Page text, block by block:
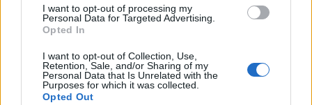
I want to opt-out of processing my
Personal Data for Targeted Advertising.
Opted In
I want to opt-out of Collection, Use,
Retention, Sale, and/or Sharing of my
Personal Data that Is Unrelated with the
Purposes for which it was collected.
Opted Out
COVID-19 [con mo
agenzia delle entrate
2021-10-15
Fondo di garanzia per le piccole e medie imprese
Banca del Mezzogiorno MedioCredito Centrale S.p.A.